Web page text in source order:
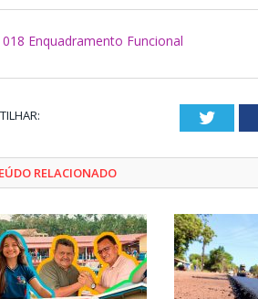
Enquadramento Funcional
RELACIONADO